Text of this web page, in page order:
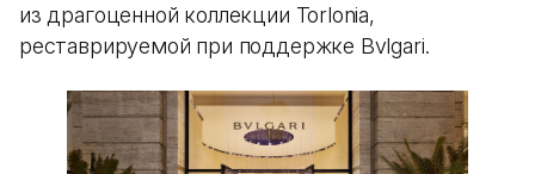
из драгоценной коллекции Torlonia,
реставрируемой при поддержке Bvlgari.